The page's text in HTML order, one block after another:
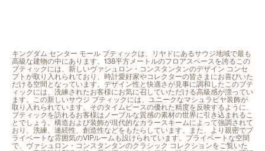
キングダム センター モール ブティックは、リヤドにあるサウジ地域で最も
高級な建物の中にあります。138平方メートルのフロアスペースを誇るこの
ブティックには、新しいヴァシュロン・コンスタンタンのデザイン コンセ
プトが取り入れられており、時計愛好家やコレクターの皆さまにお喜びいた
だける空間となっています。デザイン性と快適さが見事に調和したこのブテ
ィックには、洗練されたお客様にお気に召していただける高級感が漂ってい
ます。この新しいサウジ ブティックには、ユニークなマシュラビヤ装飾が
取り入れられています。そのタイムピースの優れた精度を反映するように、
ブティックを訪れるお客様はノーブルな質感の素材の世界に引き込まれるこ
とでしょう。構造および装飾が現代的なカラースキームによって強調されて
おり、洗練、連続性、創造性などをもたらしています。また、より親密でプ
ライベートな雰囲気のVIPルームも設けられています。プライベートな空間
で、ヴァシュロン・コンスタンタンのクラシック コレクションをご覧いた